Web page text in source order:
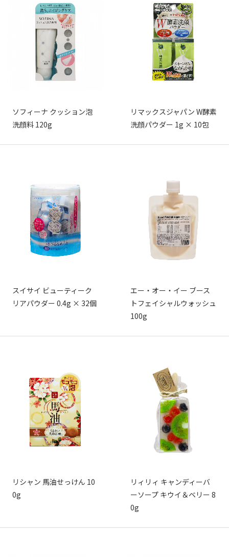
ソフィーナ クッション泡
洗顔料 120g
リマックスジャパン W酵素
洗顔パウダー 1g × 10包
スイサイ ビューティーク
リアパウダー 0.4g × 32個
エー・オー・イー ブース
トフェイシャルウォッシュ
100g
リシャン 馬油せっけん 10
0g
リィリィ キャンディーバ
ーソープ キウイ＆ベリー 8
0g